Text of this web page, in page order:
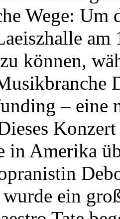
Wege: Um
können,
– eine
in Amerika
ein